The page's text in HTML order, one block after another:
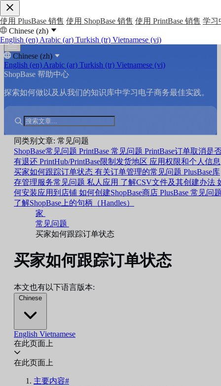
使用 PlusBase 销售 使用 ShopBase 销售 使用 PrintBase 销售 学习
Chinese (zh)
English (en) Arabic (ar) Turkish (tr) Vietnamese (vi)
Chinese (zh)
English (en) Arabic (ar) Turkish (tr) Vietnamese (vi)
ShopBase 帮助中心
探索如何做以及从我们的知识库中学习电子商务最佳实践。
同类别文章: 常见问题
ShopBase常见问题 PrintBase 常见问题 PrintBase订单取消是
有退还 PrintHub/PrintBase限制发货地区 应用权限和个人信息
买家如何跟踪订单状态 有关订单管理的常见问题 PlusBase库
存管理服务常见问题 私人应用 了解CSV文件及其创建办法
何安装应用到店铺 如何创建ShopBase商店 PlusBase 常见问
了解ShopBase上的句柄（Handles）
家
常见问题
买家如何跟踪订单状态
买家如何跟踪订单状态
本文也有以下语言版本:
Chinese
English Vietnamese
在此页面上
在此页面上
主要内容#